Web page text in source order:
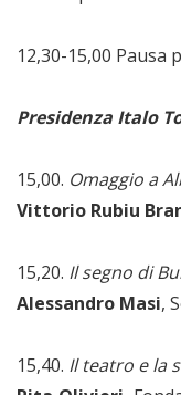
12,30-15,00 Pausa
Presidenza Italo
15,00. Omaggio a
Vittorio Rubiu
15,20. Il segno di
Alessandro Masi,
15,40. Il teatro e la